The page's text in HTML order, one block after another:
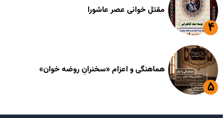
مقتل خوانی عصر عاشورا
هماهنگی و اعزام «سخنرانِ روضه خوان»